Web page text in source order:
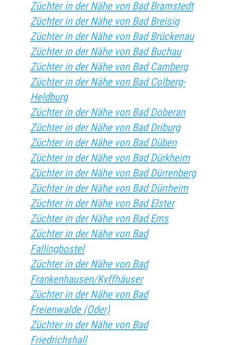
Züchter in der Nähe von Bad Bramstedt
Züchter in der Nähe von Bad Breisig
Züchter in der Nähe von Bad Brückenau
Züchter in der Nähe von Bad Buchau
Züchter in der Nähe von Bad Camberg
Züchter in der Nähe von Bad Colberg-
Heldburg
Züchter in der Nähe von Bad Doberan
Züchter in der Nähe von Bad Driburg
Züchter in der Nähe von Bad Düben
Züchter in der Nähe von Bad Dürkheim
Züchter in der Nähe von Bad Dürrenberg
Züchter in der Nähe von Bad Dürrheim
Züchter in der Nähe von Bad Elster
Züchter in der Nähe von Bad Ems
Züchter in der Nähe von Bad
Fallingbostel
Züchter in der Nähe von Bad
Frankenhausen/Kyffhäuser
Züchter in der Nähe von Bad
Freienwalde (Oder)
Züchter in der Nähe von Bad
Friedrichshall